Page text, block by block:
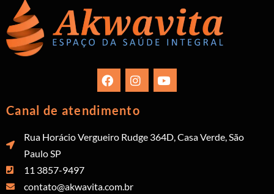
Canal de atendimento
Rua Horácio Vergueiro Rudge 364D, Casa Verde, São
Paulo SP
11 3857-9497
contato@akwavita.com.br